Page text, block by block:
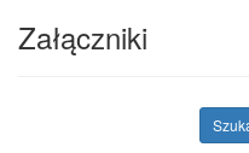
Załączniki